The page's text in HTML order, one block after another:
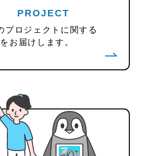
PROJECT
プロジェクトに関する
お届けします。